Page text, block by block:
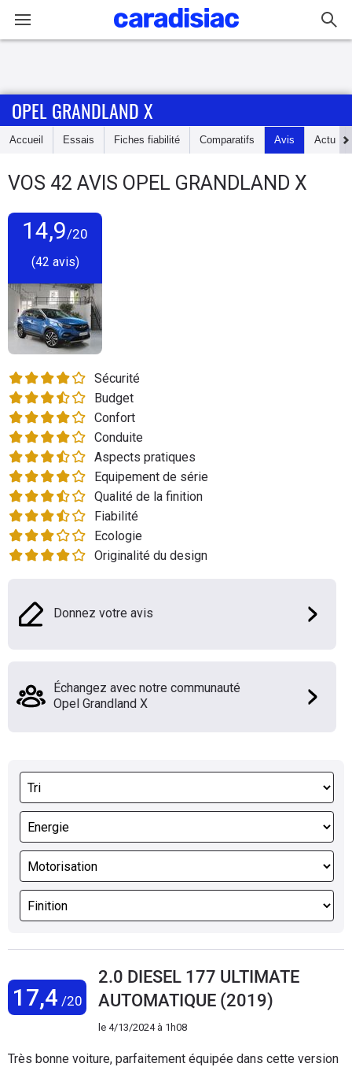
Accueil
Essais
Guide
Electriques
Utilitaires
Flottes
Auto
Services
Forum
Moto
Marques
OPEL GRANDLAND X
Accueil Essais Fiches fiabilité Comparatifs Avis Actu
VOS 42 AVIS OPEL GRANDLAND X
14,9/20
(42 avis)
Sécurité
Budget
Confort
Conduite
Aspects pratiques
Equipement de série
Qualité de la finition
Fiabilité
Ecologie
Originalité du design
Donnez votre avis
Échangez avec notre communauté
Opel Grandland X
17,4 /20
2.0 DIESEL 177 ULTIMATE
AUTOMATIQUE (2019)
le 4/13/2024 à 1h08
Très bonne voiture, parfaitement équipée dans cette version